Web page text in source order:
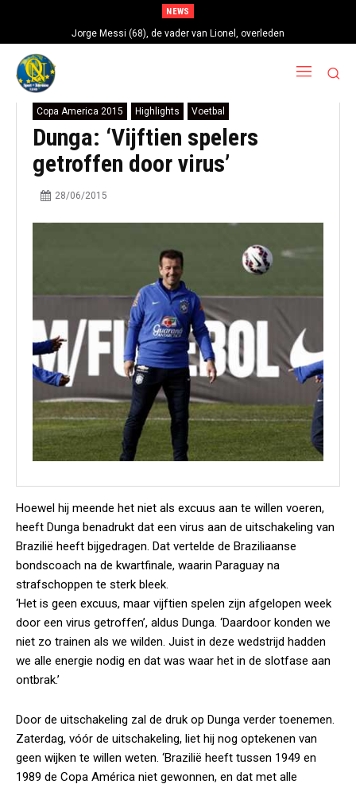
NEWS
Jorge Messi (68), de vader van Lionel, overleden
Copa America 2015 Highlights Voetbal
Dunga: ‘Vijftien spelers
getroffen door virus’
28/06/2015
Hoewel hij meende het niet als excuus aan te willen voeren,
heeft Dunga benadrukt dat een virus aan de uitschakeling van
Brazilië heeft bijgedragen. Dat vertelde de Braziliaanse
bondscoach na de kwartfinale, waarin Paraguay na
strafschoppen te sterk bleek.
‘Het is geen excuus, maar vijftien spelen zijn afgelopen week
door een virus getroffen’, aldus Dunga. ‘Daardoor konden we
niet zo trainen als we wilden. Juist in deze wedstrijd hadden
we alle energie nodig en dat was waar het in de slotfase aan
ontbrak.’
Door de uitschakeling zal de druk op Dunga verder toenemen.
Zaterdag, vóór de uitschakeling, liet hij nog optekenen van
geen wijken te willen weten. ‘Brazilië heeft tussen 1949 en
1989 de Copa América niet gewonnen, en dat met alle